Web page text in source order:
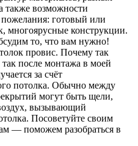
также возможности
готовый или
многоярусные конструкции.
то, что вам нужно!
провис. Почему так
после монтажа в моей
за счёт
потолка. Обычно между
могут быть щели,
вызывающий
Посоветуйте своим
— поможем разобраться в